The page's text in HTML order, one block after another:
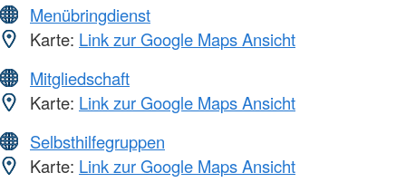
Menübringdienst
Karte: Link zur Google Maps Ansicht
Mitgliedschaft
Karte: Link zur Google Maps Ansicht
Selbsthilfegruppen
Karte: Link zur Google Maps Ansicht